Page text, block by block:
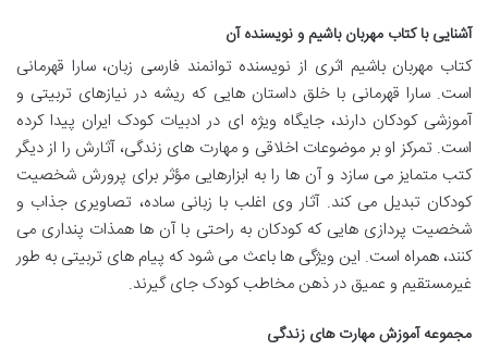
آشنایی با کتاب مهربان باشیم و نویسنده آن
کتاب مهربان باشیم اثری از نویسنده توانمند فارسی زبان، سارا قهرمانی
است. سارا قهرمانی با خلق داستان هایی که ریشه در نیازهای تربیتی و
آموزشی کودکان دارند، جایگاه ویژه ای در ادبیات کودک ایران پیدا کرده
است. تمرکز او بر موضوعات اخلاقی و مهارت های زندگی، آثارش را از دیگر
کتب متمایز می سازد و آن ها را به ابزارهایی مؤثر برای پرورش شخصیت
کودکان تبدیل می کند. آثار وی اغلب با زبانی ساده، تصاویری جذاب و
شخصیت پردازی هایی که کودکان به راحتی با آن ها همذات پنداری می
کنند، همراه است. این ویژگی ها باعث می شود که پیام های تربیتی به طور
غیرمستقیم و عمیق در ذهن مخاطب کودک جای گیرند.
مجموعه آموزش مهارت های زندگی